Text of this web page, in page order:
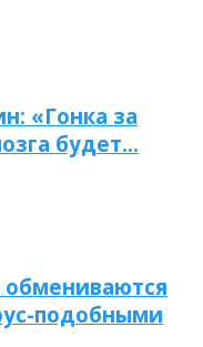
«Гонка за
будет…
подобными